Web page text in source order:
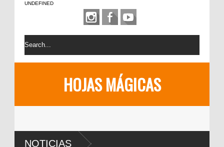
UNDEFINED
HOJAS MÁGICAS
NOTICIAS